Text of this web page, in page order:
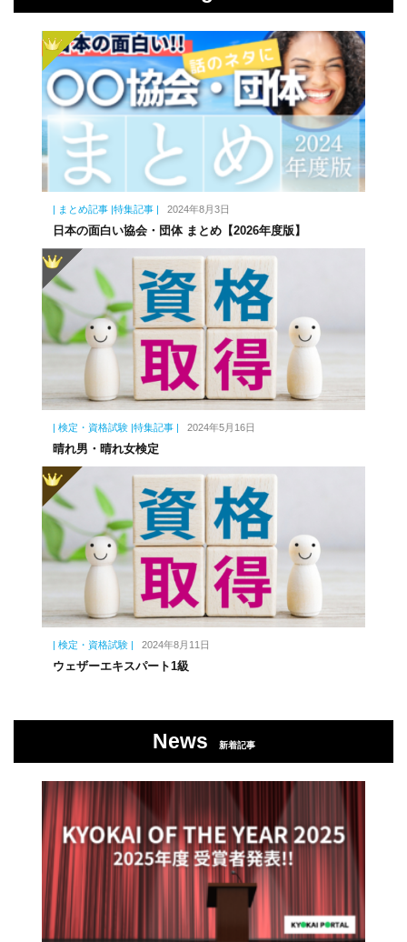
| まとめ記事 |特集記事 | 2024年8月3日
日本の面白い協会・団体 まとめ【2026年度版】
| 検定・資格試験 |特集記事 | 2024年5月16日
晴れ男・晴れ女検定
| 検定・資格試験 | 2024年8月11日
ウェザーエキスパート1級
News 新着記事